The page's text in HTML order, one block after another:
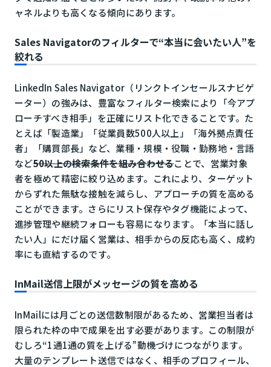
ャネルよりも高くなる傾向にあります。
Sales Navigatorのフィルターで“本当に会いたい人”を
絞れる
LinkedIn Sales Navigator（リンクトインセールスナビゲ
ーター）の強みは、豊富なフィルター検索により「今アプ
ローチすべき相手」を正確にリスト化できることです。た
とえば「製造業」「従業員数500人以上」「海外拠点責任
者」「購買部長」など、業種・規模・役職・勤務地・言語
など50以上の検索条件を組み合わせることで、営業対象
者を極めて精密に絞り込めます。これにより、ターゲット
からずれた無駄な接触を減らし、アプローチの質を高める
ことができます。さらにリスト保存やタグ機能によって、
進捗管理や継続フォローも容易になります。「本当に話し
たい人」にだけ届く営業は、相手からの反応も高く、成約
率にも直結するのです。
InMail送信上限がメッセージの質を高める
InMailには月ごとの送信数制限があるため、営業担当者は
限られた枠の中で成果を出す必要があります。この制限が
むしろ“1通1通の質を上げる”動機づけにつながります。
大量のテンプレート送信ではなく、相手のプロフィール、